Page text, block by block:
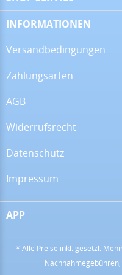
perfekte und super
INFORMATIONEN
Versandbedingungen
Zahlungsarten
AGB
Widerrufsrecht
Datenschutz
Impressum
APP
* Alle Preise inkl. gesetzl.